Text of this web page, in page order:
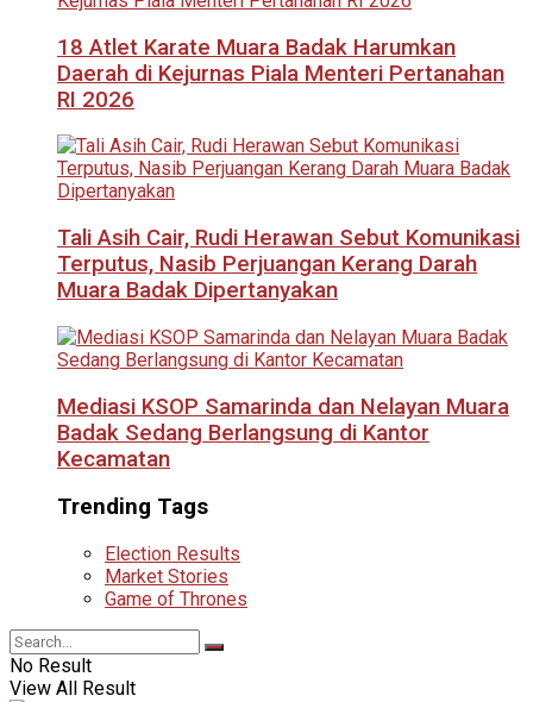
18 Atlet Karate Muara Badak Harumkan
Daerah di Kejurnas Piala Menteri Pertanahan
RI 2026
Tali Asih Cair, Rudi Herawan Sebut Komunikasi
Terputus, Nasib Perjuangan Kerang Darah
Muara Badak Dipertanyakan
Mediasi KSOP Samarinda dan Nelayan Muara
Badak Sedang Berlangsung di Kantor
Kecamatan
Trending Tags
Election Results
Market Stories
Game of Thrones
No Result
View All Result